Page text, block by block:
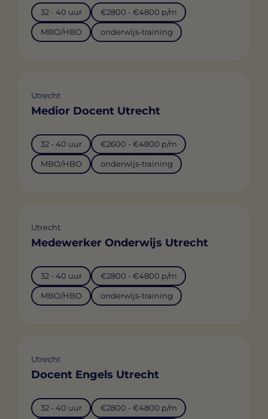
32 - 40 uur €2800 - €4800 p/m
MBO/HBO onderwijs-training
Utrecht
Medior Docent Utrecht
32 - 40 uur €2600 - €4800 p/m
MBO/HBO onderwijs-training
Utrecht
Medewerker Onderwijs Utrecht
32 - 40 uur €2800 - €4800 p/m
MBO/HBO onderwijs-training
Utrecht
Docent Engels Utrecht
32 - 40 uur €2800 - €4800 p/m